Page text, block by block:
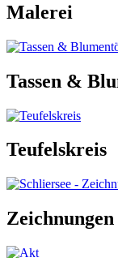
Malerei
Tassen &
Teufelskreis